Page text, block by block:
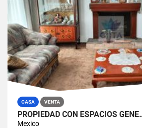
CASA VENTA
PROPIEDAD CON ESPACIOS
Mexico